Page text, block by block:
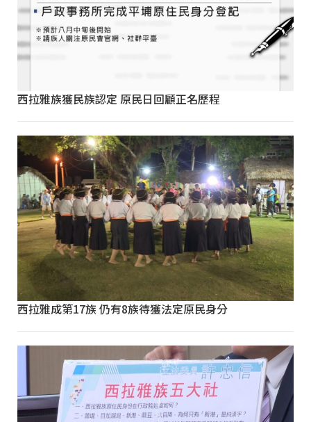
西拉雅族獲民族認定 原民日回顧正名歷程
西拉雅成第17族 仍有8族待獲法定原民身分